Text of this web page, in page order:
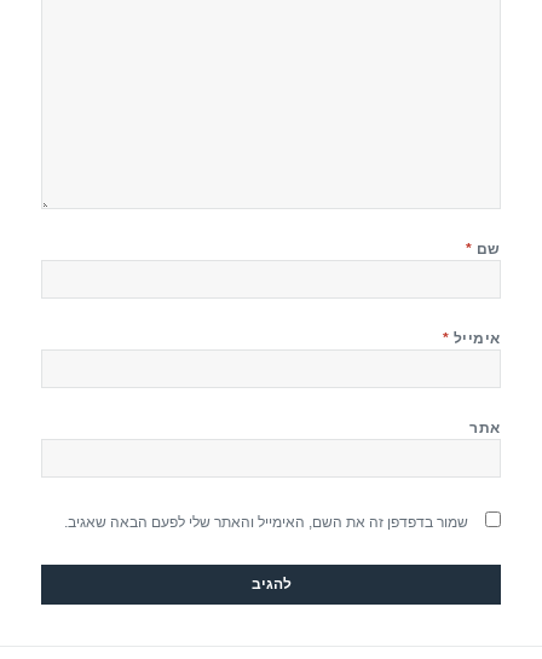
שם *
אימייל *
אתר
שמור בדפדפן זה את השם, האימייל והאתר שלי לפעם הבאה שאגיב.